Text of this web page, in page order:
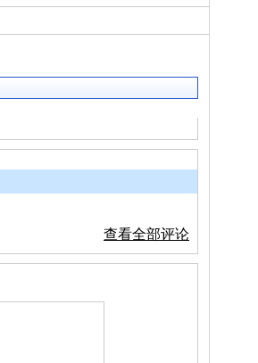
查看全部评论